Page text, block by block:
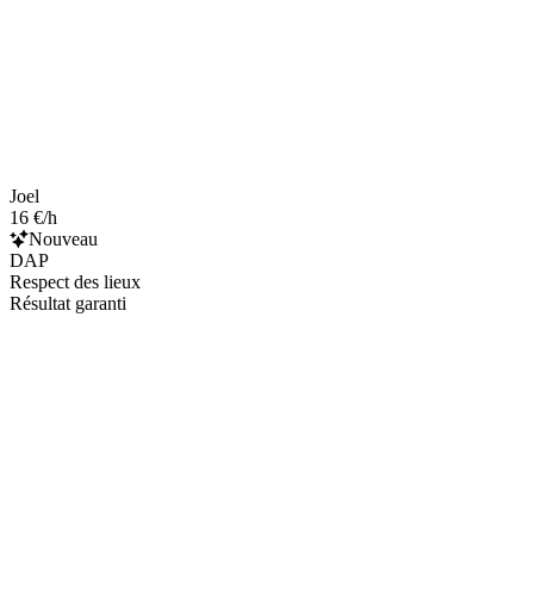
Joel
16 €/h
Nouveau
DAP
Respect des lieux
Résultat garanti